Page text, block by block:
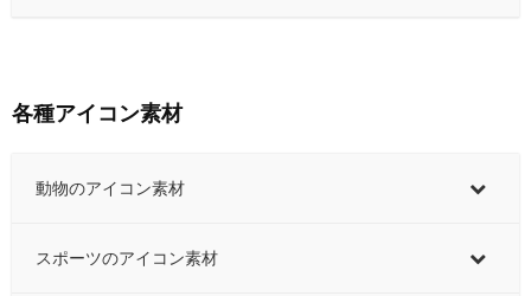
各種アイコン素材
動物のアイコン素材
スポーツのアイコン素材